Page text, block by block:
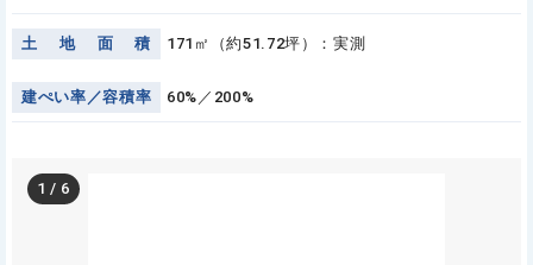
土 地 面 積 171㎡（約51.72坪）：実測
建ぺい率 ／容積率 60%／200%
1 / 6